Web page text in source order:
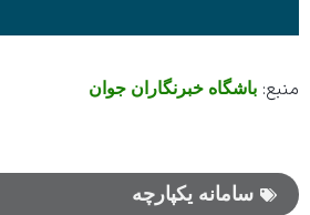
منبع: باشگاه خبرنگاران جوان
سامانه یکپارچه